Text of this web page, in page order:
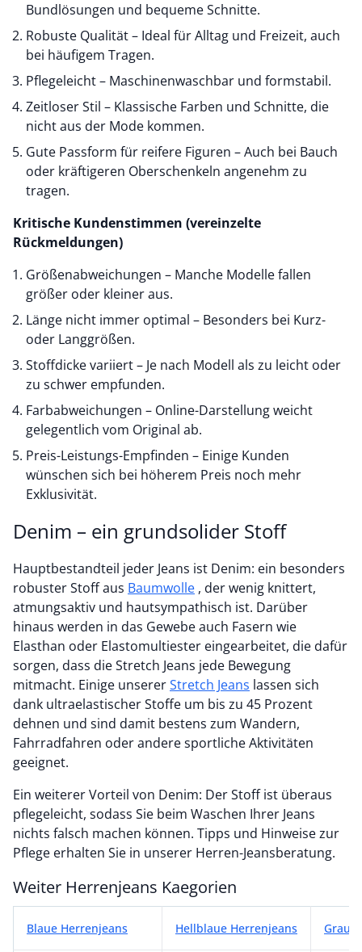
Bundlösungen und bequeme Schnitte.
Robuste Qualität – Ideal für Alltag und Freizeit, auch
bei häufigem Tragen.
Pflegeleicht – Maschinenwaschbar und formstabil.
Zeitloser Stil – Klassische Farben und Schnitte, die
nicht aus der Mode kommen.
Gute Passform für reifere Figuren – Auch bei Bauch
oder kräftigeren Oberschenkeln angenehm zu
tragen.
Kritische Kundenstimmen (vereinzelte
Rückmeldungen)
Größenabweichungen – Manche Modelle fallen
größer oder kleiner aus.
Länge nicht immer optimal – Besonders bei Kurz-
oder Langgrößen.
Stoffdicke variiert – Je nach Modell als zu leicht oder
zu schwer empfunden.
Farbabweichungen – Online-Darstellung weicht
gelegentlich vom Original ab.
Preis-Leistungs-Empfinden – Einige Kunden
wünschen sich bei höherem Preis noch mehr
Exklusivität.
Denim – ein grundsolider Stoff
Hauptbestandteil jeder Jeans ist Denim: ein besonders
robuster Stoff aus Baumwolle , der wenig knittert,
atmungsaktiv und hautsympathisch ist. Darüber
hinaus werden in das Gewebe auch Fasern wie
Elasthan oder Elastomultiester eingearbeitet, die dafür
sorgen, dass die Stretch Jeans jede Bewegung
mitmacht. Einige unsererStretch Jeans
dank ultraelastischer Stoffe um bis zu 45 Prozent
dehnen und sind damit bestens zum Wandern,
Fahrradfahren oder andere sportliche Aktivitäten
geeignet.
Ein weiterer Vorteil von Denim: Der Stoff ist überaus
pflegeleicht, sodass Sie beim Waschen Ihrer Jeans
nichts falsch machen können. Tipps und Hinweise zur
Pflege erhalten Sie in unserer Herren-Jeansberatung.
Weiter Herrenjeans Kaegorien
Blaue Herrenjeans Hellblaue Herrenjeans Graue